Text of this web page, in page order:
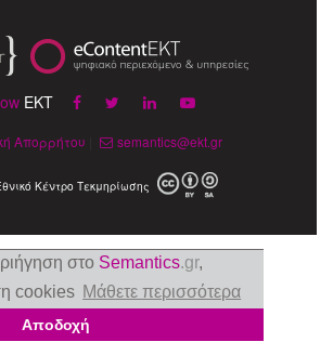
στο Semantics.gr,
cookies Μάθετε περισσότερα
Αποδοχή
EKT
Απορρήτου semantics@ekt.gr
Κέντρο Τεκμηρίωσης